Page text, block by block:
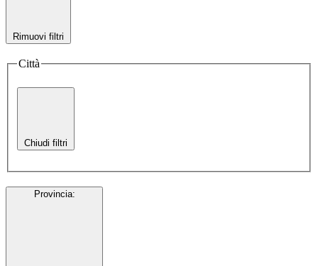
Rimuovi filtri
Città
Chiudi filtri
Provincia: